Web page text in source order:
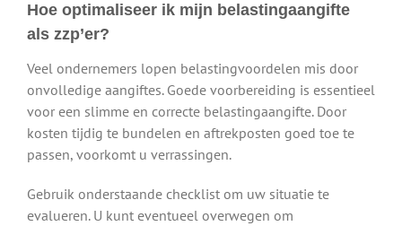
Hoe optimaliseer ik mijn belastingaangifte
als zzp’er?
Veel ondernemers lopen belastingvoordelen mis door
onvolledige aangiftes. Goede voorbereiding is essentieel
voor een slimme en correcte belastingaangifte. Door
kosten tijdig te bundelen en aftrekposten goed toe te
passen, voorkomt u verrassingen.
Gebruik onderstaande checklist om uw situatie te
evalueren. U kunt eventueel overwegen om